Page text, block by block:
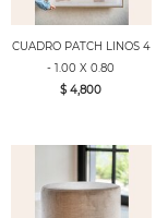
CUADRO PATCH LINOS 4
- 1.00 X 0.80
$ 4,800